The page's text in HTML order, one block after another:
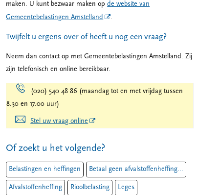
maken. U kunt bezwaar maken opde website van
Gemeentebelastingen Amstelland
.
Twijfelt u ergens over of heeft u nog een vraag?
Neem dan contact op met Gemeentebelastingen Amstelland. Zij
zijn telefonisch en online bereikbaar.
(020) 540 48 86 (maandag tot en met vrijdag tussen
8.30 en 17.00 uur)
Stel uw vraag online
Of zoekt u het volgende?
Belastingen en heffingen Betaal geen afvalstoffenheffing...
Afvalstoffenheffing Rioolbelasting Leges